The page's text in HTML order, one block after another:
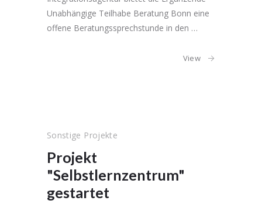
Unabhängige Teilhabe Beratung Bonn eine
offene Beratungssprechstunde in den …
View
Sonstige Projekte
Projekt
"Selbstlernzentrum"
gestartet